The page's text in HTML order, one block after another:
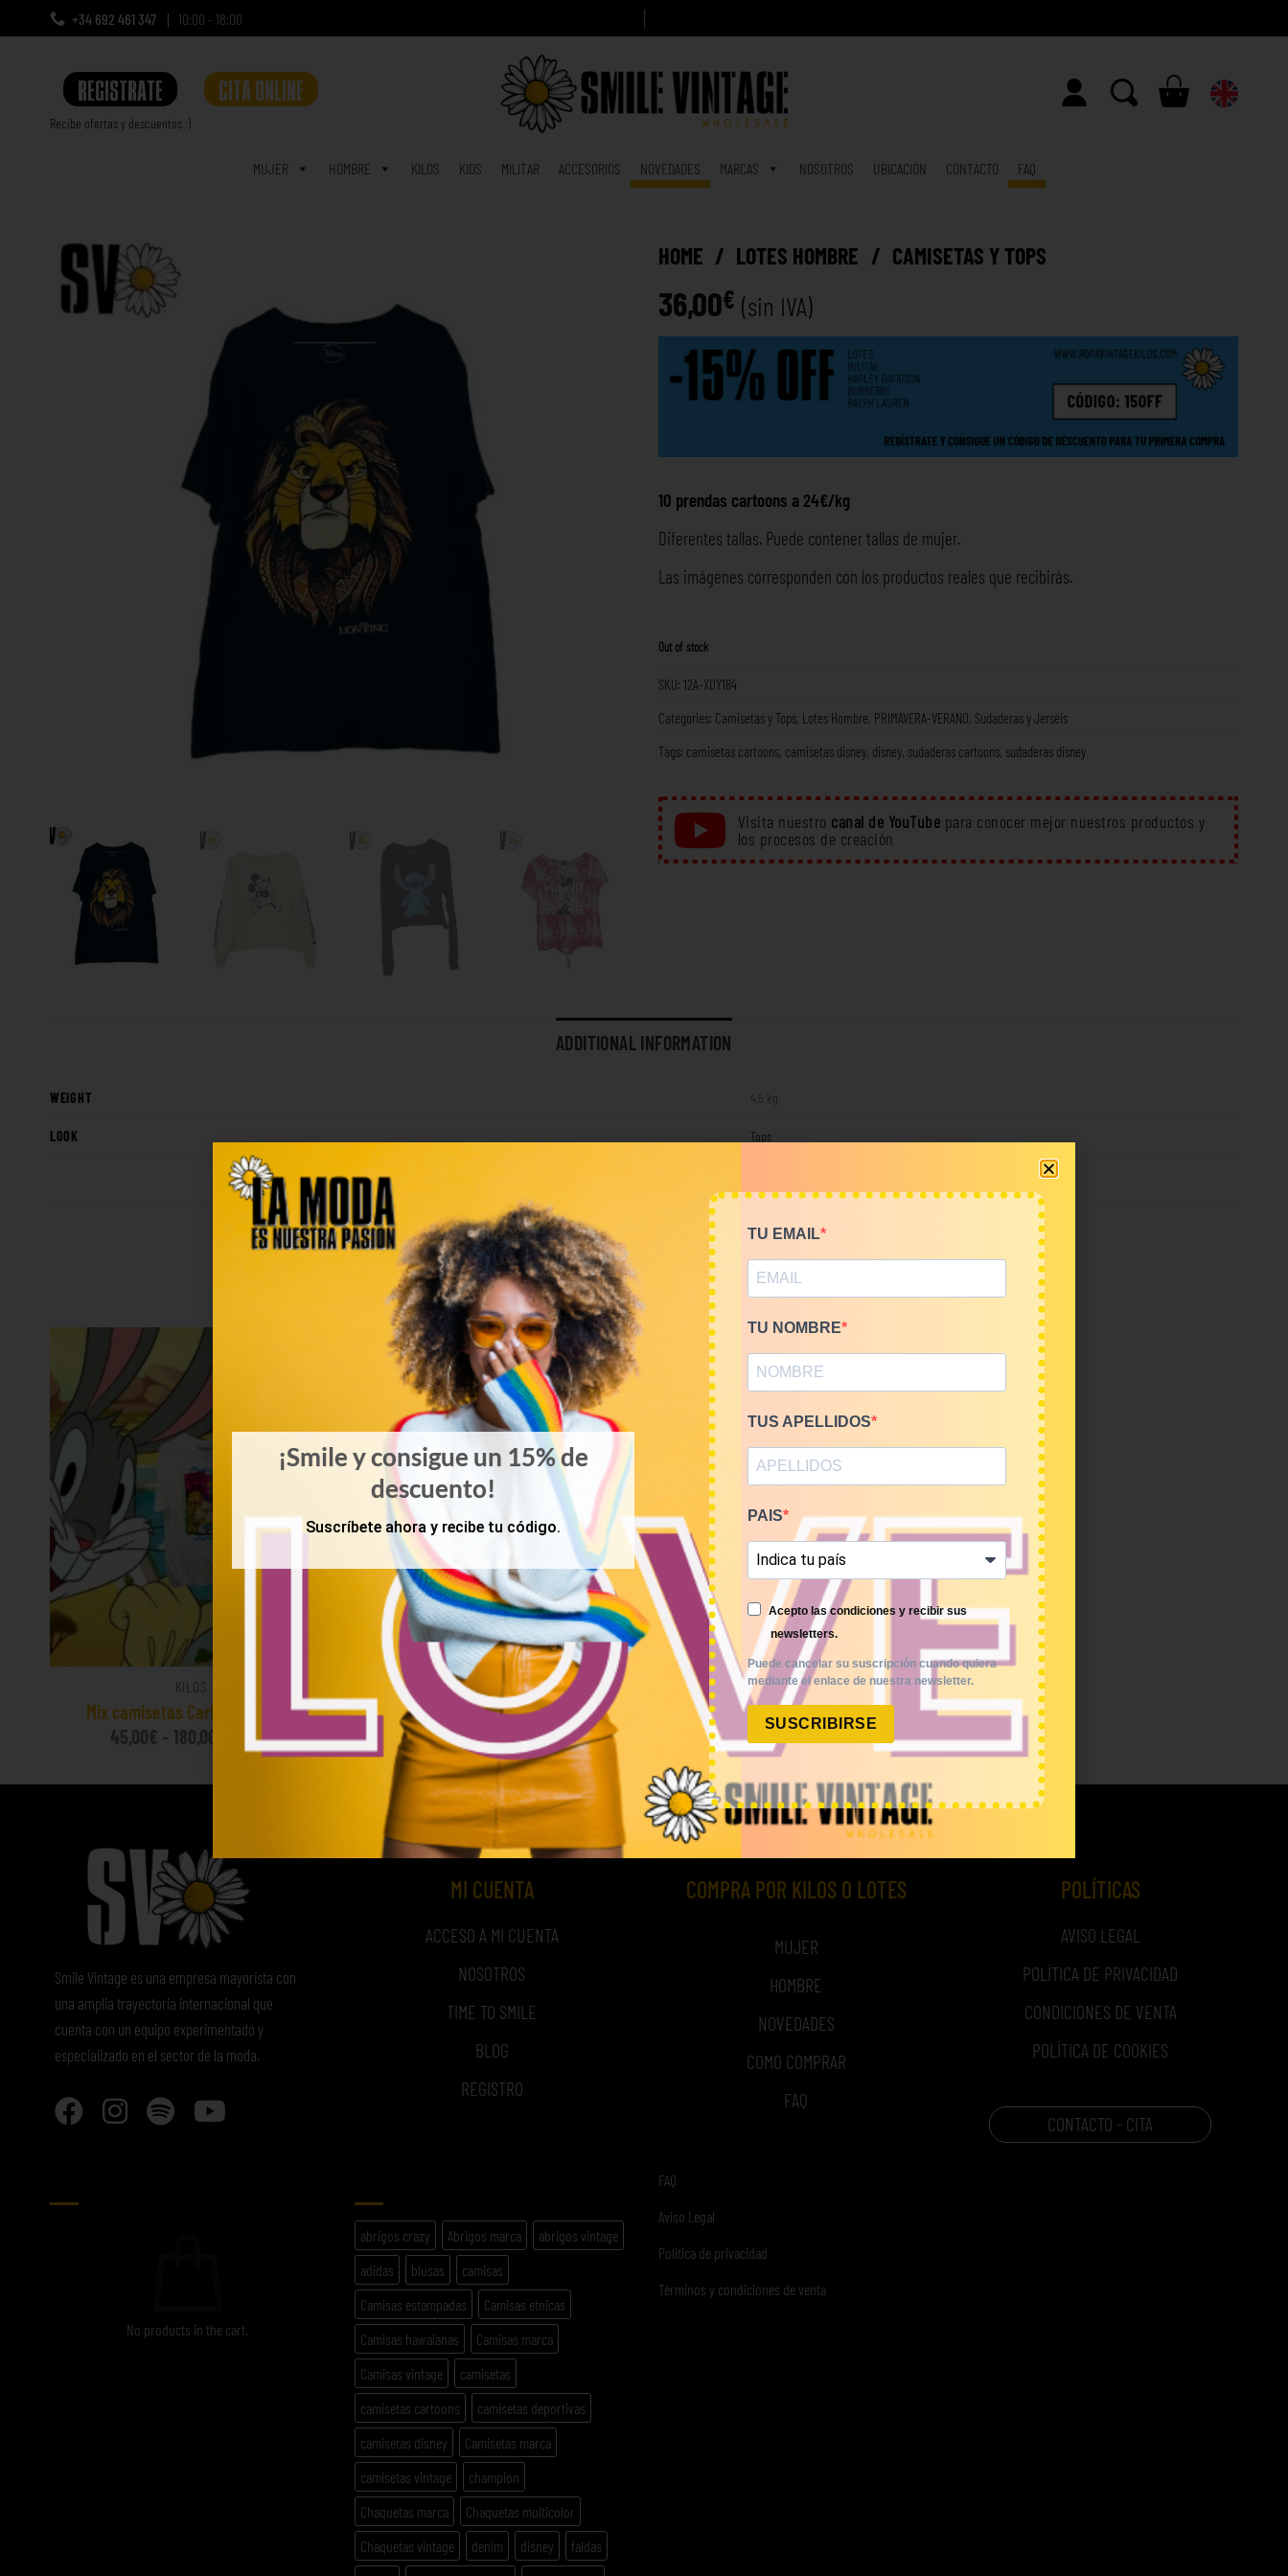
+34 692 461 347 10:00 - 18:00 h
REGISTRATE
Recibe ofertas y descuentos :)
CITA ONLINE
MUJER HOMBRE KILOS KIDS MILITAR ACCESORIOS NOVEDADES MARCAS NOSOTROS UBICACIÓN CONTACTO FAQ
HOME / LOTES HOMBRE / CAMISETAS Y TOPS
36,00€ (sin IVA)
10 prendas cartoons a 24€/kg
Diferentes tallas. Puede contener tallas de mujer.
Las imágenes corresponden con los productos reales que recibirás.
Out of stock
SKU: 12A-XDY184
Categories: Camisetas y Tops, Lotes Hombre, PRIMAVERA-VERANO, Sudaderas y Jerséis
Tags: camisetas cartoons, camisetas disney, disney, sudaderas cartoons, sudaderas disney
Visita nuestro canal de YouTube para conocer mejor nuestros productos y
los procesos de creación
ADDITIONAL INFORMATION
WEIGHT 4,5 kg
LOOK Tops
RELATED PRODUCTS
KILOS
Mix camisetas Cartoons 9€/Kg
45,00€ – 180,00 (sin IVA)
Smile Vintage es una empresa mayorista con
una amplia trayectoria internacional que
cuenta con un equipo experimentado y
especializado en el sector de la moda.
MI CUENTA
ACCESO A MI CUENTA
NOSOTROS
TIME TO SMILE
BLOG
REGISTRO
COMPRA POR KILOS O LOTES
MUJER
HOMBRE
NOVEDADES
COMO COMPRAR
FAQ
POLÍTICAS
AVISO LEGAL
POLÍTICA DE PRIVACIDAD
CONDICIONES DE VENTA
POLÍTICA DE COOKIES
CONTACTO - CITA
No products in the cart.
abrigos crazy Abrigos marca
abrigos vintage
adidas
blusas
camisas
Camisas estampadas
Camisas etnicas
Camisas hawaianas
Camisas marca
Camisas vintage
camisetas
camisetas cartoons
camisetas deportivas
camisetas disney
Camisetas marca
camisetas vintage
champion
Chaquetas marca
Chaquetas multicolor
Chaquetas vintage
denim disney
faldas
FAQ
Aviso Legal
Politica de privacidad
Términos y condiciones de venta
¡Smile y consigue un 15% de
descuento!
Suscríbete ahora y recibe tu código.
TU EMAIL
TU NOMBRE
TUS APELLIDOS
PAIS
Acepto las condiciones y recibir sus
newsletters.
Puede cancelar su suscripción cuando quiera
mediante el enlace de nuestra newsletter.
SUSCRIBIRSE